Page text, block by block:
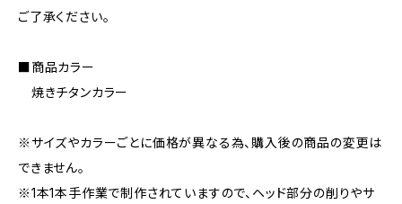
ご了承ください。
■商品カラー
焼きチタンカラー
※サイズやカラーごとに価格が異なる為、購入後の商品の変更は
できません。
※1本1本手作業で制作されていますので、ヘッド部分の削りやサ